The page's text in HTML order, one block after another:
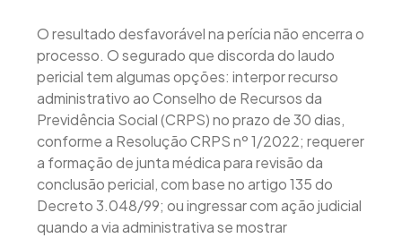
O resultado desfavorável na perícia não encerra o
processo. O segurado que discorda do laudo
pericial tem algumas opções: interpor recurso
administrativo ao Conselho de Recursos da
Previdência Social (CRPS) no prazo de 30 dias,
conforme a Resolução CRPS nº 1/2022; requerer
a formação de junta médica para revisão da
conclusão pericial, com base no artigo 135 do
Decreto 3.048/99; ou ingressar com ação judicial
quando a via administrativa se mostrar